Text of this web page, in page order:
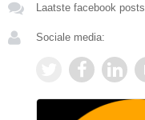
Laatste facebook posts
Sociale media: